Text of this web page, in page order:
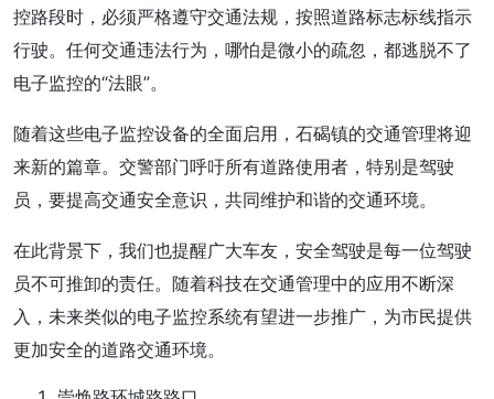
控路段时，必须严格遵守交通法规，按照道路标志标线指示
行驶。任何交通违法行为，哪怕是微小的疏忽，都逃脱不了
电子监控的“法眼”。
随着这些电子监控设备的全面启用，石碣镇的交通管理将迎
来新的篇章。交警部门呼吁所有道路使用者，特别是驾驶
员，要提高交通安全意识，共同维护和谐的交通环境。
在此背景下，我们也提醒广大车友，安全驾驶是每一位驾驶
员不可推卸的责任。随着科技在交通管理中的应用不断深
入，未来类似的电子监控系统有望进一步推广，为市民提供
更加安全的道路交通环境。